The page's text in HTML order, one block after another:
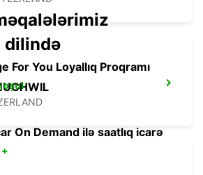
dilində
For You Loyallıq Proqramı
On Demand ilə saatlıq icarə